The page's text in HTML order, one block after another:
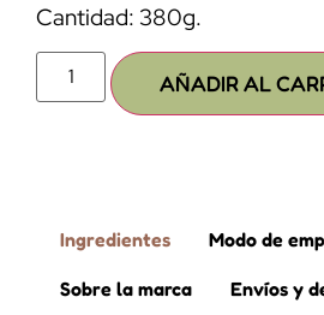
Cantidad: 380g.
AÑADIR AL
Ingredientes Modo de
Sobre la marca Envíos y